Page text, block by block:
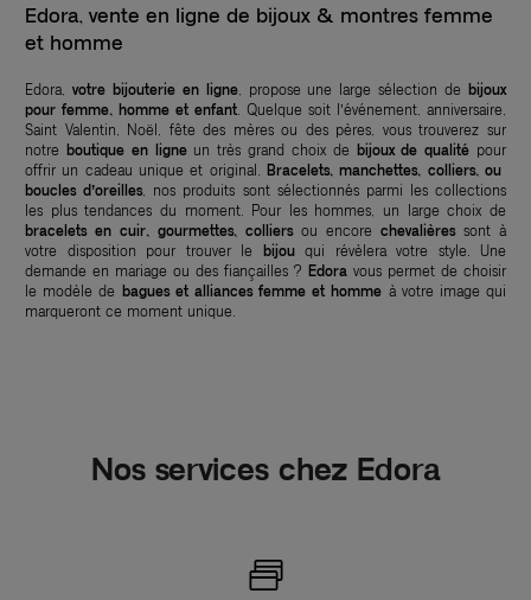
Edora, vente en ligne de bijoux & montres femme
et homme
Edora, votre bijouterie en ligne, propose une large sélection debijoux
pour femme, homme et enfant . Quelque soit l’événement, anniversaire,
Saint Valentin, Noël, fête des mères ou des pères, vous trouverez sur
notre boutique en ligneun très grand choix de bijoux de qualité pour
offrir un cadeau unique et original. Bracelets, manchettes, colliers, ou
boucles d’oreilles, nos produits sont sélectionnés parmi les collections
les plus tendances du moment. Pour les hommes, un large choix de
bracelets en cuir, gourmettes, colliersou encore chevalièressont à
votre disposition pour trouver le bijouqui révèlera votre style. Une
demande en mariage ou des fiançailles ?Edora vous permet de choisir
le modèle de bagues et alliances femme et homme à votre image qui
marqueront ce moment unique.
Nos services chez Edora